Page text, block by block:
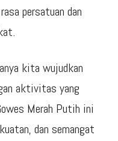
persatuan dan
kita wujudkan
aktivitas yang
Merah Putih ini
dan semangat